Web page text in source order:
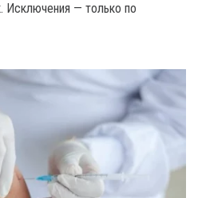
Исключения — только по